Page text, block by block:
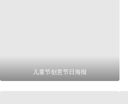
儿童节创意节日海报